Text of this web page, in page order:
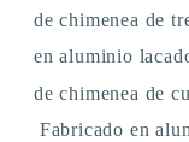
de chimenea de
en aluminio
de chimenea de
Fabricado en